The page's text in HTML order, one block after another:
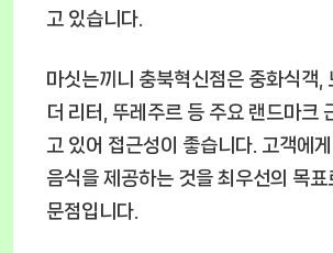
고 있습니다.
마싯는끼니 충북혁신점은 중화식객,
더 리터, 뚜레주르 등 주요 랜드마크
고 있어 접근성이 좋습니다. 고객에
음식을 제공하는 것을 최우선의 목표
문점입니다.